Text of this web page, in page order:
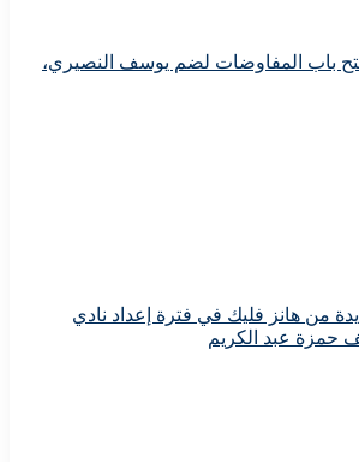
باب المفاوضات لضم يوسف النصيري،
من هانز فليك في فترة إعداد نادي
حمزة عبد الكريم